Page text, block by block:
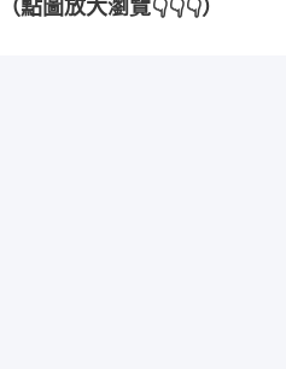
（點圖放大瀏覽👇👇👇）